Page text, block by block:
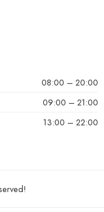
08:00 – 20:00
09:00 – 21:00
13:00 – 22:00